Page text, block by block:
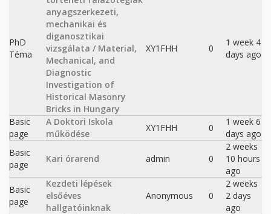
PhD
Téma
anyagszerkezeti,
mechanikai és
diganosztikai
vizsgálata / Material,
Mechanical, and
Diagnostic
Investigation of
Historical Masonry
Bricks in Hungary
XY1FHH 0
1 week 4
days ago
Basic
page
A Doktori Iskola
működése
XY1FHH 0
1 week 6
days ago
Basic
page
Kari órarend admin 0
2 weeks
10 hours
ago
Basic
page
Kezdeti lépések
elsőéves
hallgatóinknak
Anonymous 0
2 weeks
2 days
ago